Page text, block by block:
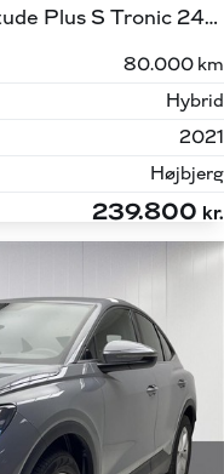
1,4 45 TFSI e Plugin-hybrid Attitude Plus S Tronic 245HK 5d 6g Aut.
80.000 km
Hybrid
2021
Højbjerg
239.800 kr.